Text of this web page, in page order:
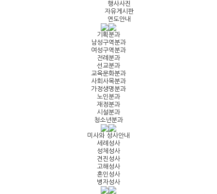
행사사진
자유게시판
연도안내
기획분과
남성구역분과
여성구역분과
전례분과
선교분과
교육문화분과
사회사목분과
가정생명분과
노인분과
재정분과
시설분과
청소년분과
미사와 성사안내
세례성사
성체성사
견진성사
고해성사
혼인성사
병자성사